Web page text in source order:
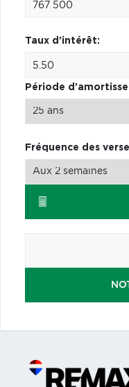
Taux d'intérêt:
Période
Fréquence des